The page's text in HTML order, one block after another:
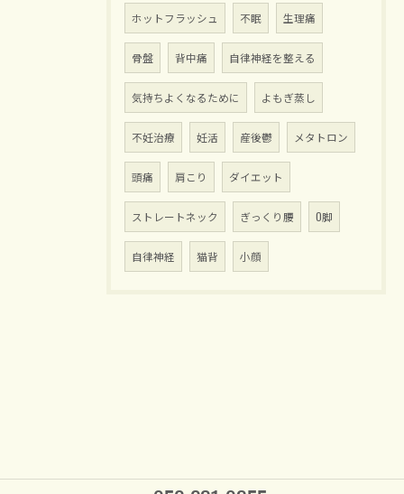
ホットフラッシュ 不眠 生理痛
骨盤 背中痛 自律神経を整える
気持ちよくなるために よもぎ蒸し
不妊治療 妊活 産後鬱 メタトロン
頭痛 肩こり ダイエット
ストレートネック ぎっくり腰 O脚
自律神経 猫背 小顔